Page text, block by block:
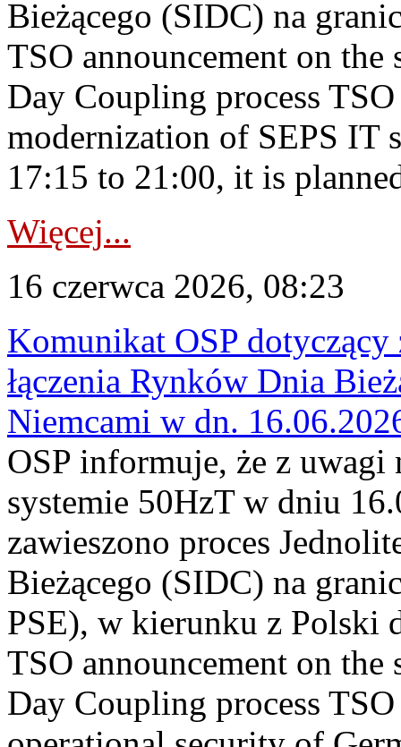
Bieżącego (SIDC) na
TSO announcement on
Day Coupling process
modernization of SEPS IT
17:15 to 21:00, it is
Więcej...
16 czerwca 2026, 08:23
Komunikat OSP dotyczący
łączenia Rynków Dnia
Niemcami w dn.
OSP informuje, że z uwagi
systemie 50HzT w dniu
zawieszono proces
Bieżącego (SIDC) na
PSE), w kierunku z Polski
TSO announcement on
Day Coupling process